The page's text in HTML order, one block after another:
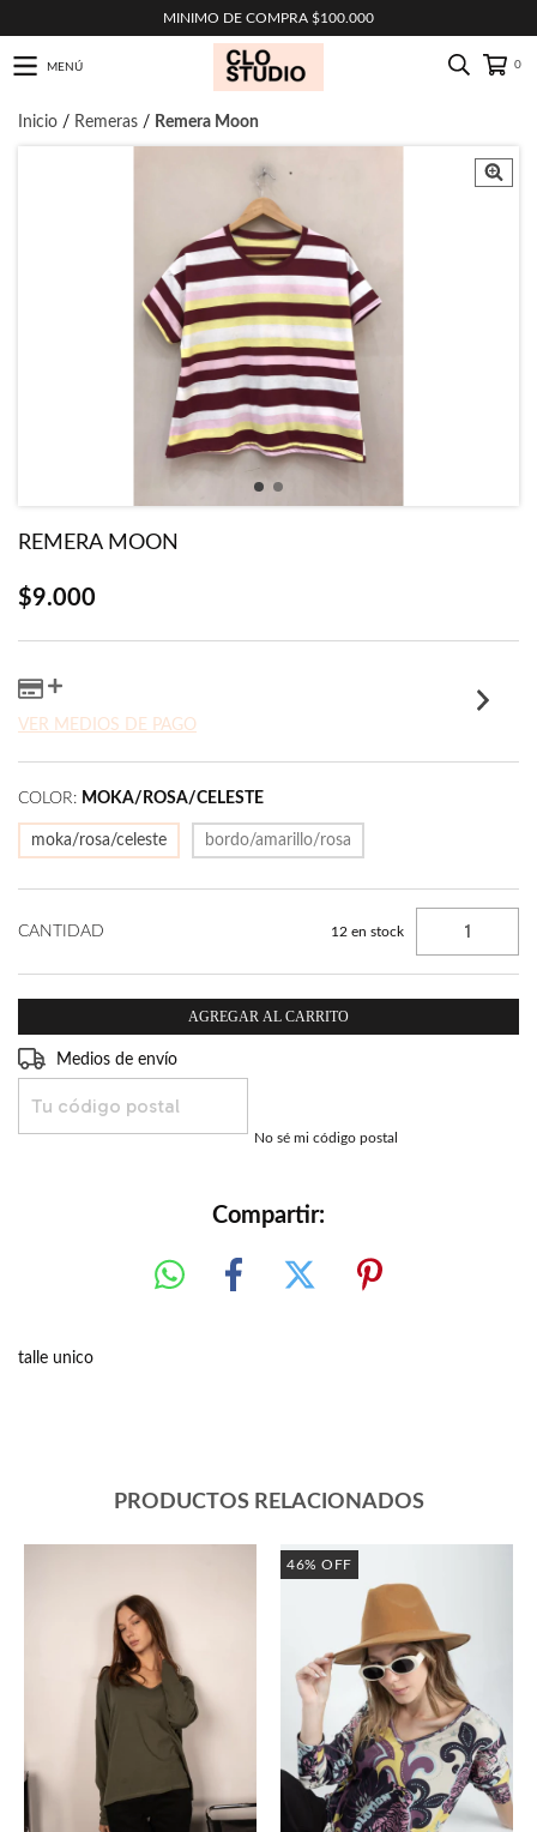
MINIMO DE COMPRA $100.000
MENÚ 0
Inicio / Remeras / Remera Moon
REMERA MOON
$9.000
VER MEDIOS DE PAGO
COLOR: MOKA/ROSA/CELESTE
moka/rosa/celeste bordo/amarillo/rosa
CANTIDAD 12 en stock
Entregas para el CP:
Medios de envío
No sé mi código postal
Compartir:
talle unico
PRODUCTOS RELACIONADOS
46% OFF